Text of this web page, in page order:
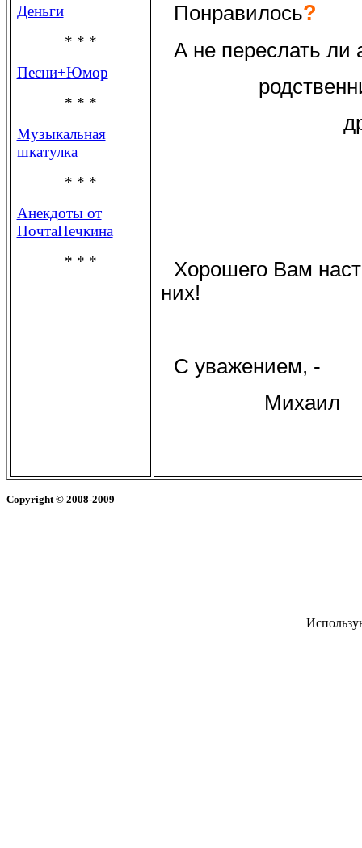
Деньги
* * *
Песни+Юмор
* * *
Музыкальная
шкатулка
* * *
Анекдоты от
ПочтаПечкина
* * *
Понравилось?
А не переслать
Хорошего Вам
них!
С уважением, -
Михаил
Copyright© 2008-2009